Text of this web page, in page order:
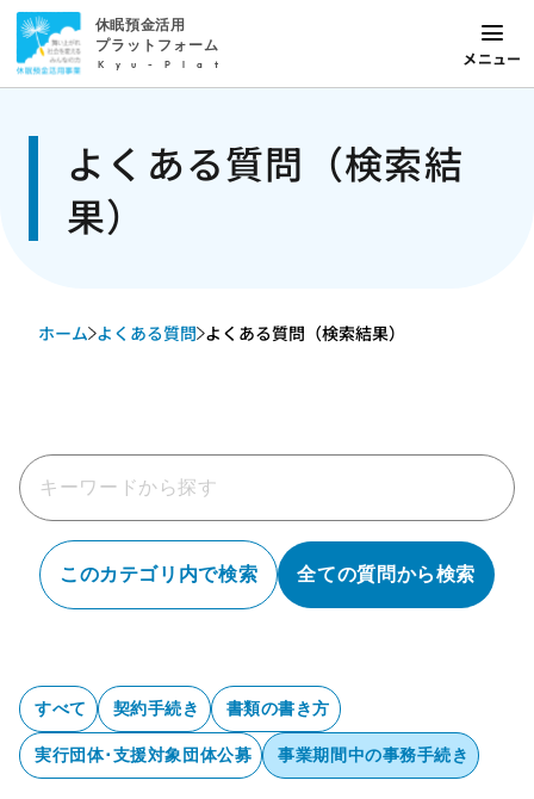
休眠預金活用
プラットフォーム
Kyu-Plat メニュー
よくある質問（検索結
果）
ホーム よくある質問 よくある質問（検索結果）
このカテゴリ内で検索 全ての質問から検索
すべて 契約手続き 書類の書き方
実行団体･支援対象団体公募 事業期間中の事務手続き